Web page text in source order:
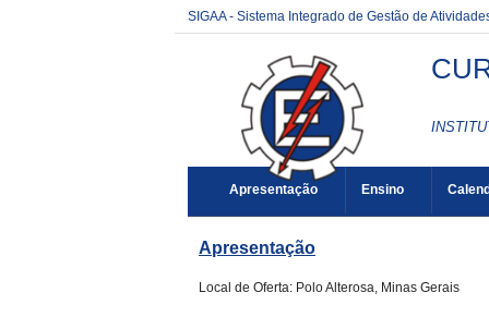
SIGAA - Sistema Integrado de Gestão de
Apresentação Ensino
Apresentação
Local de Oferta: Polo Alterosa, Minas Gerais